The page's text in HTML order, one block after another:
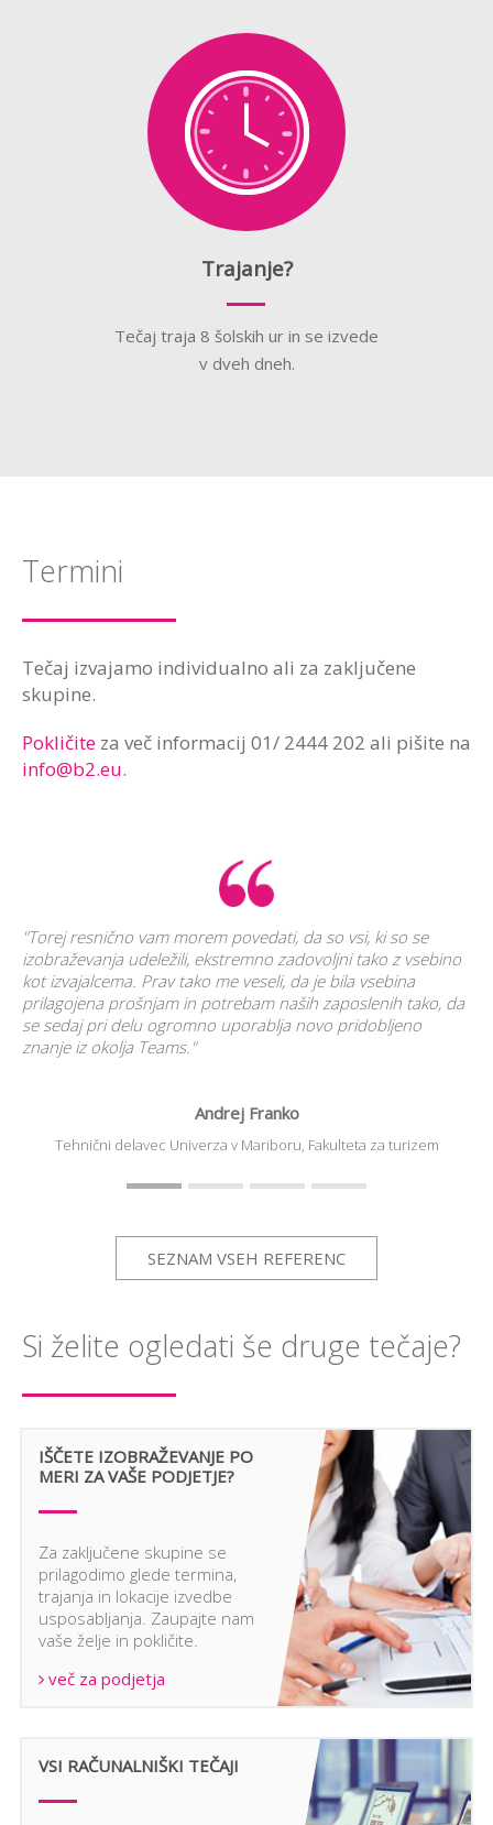
Trajanje?
Tečaj traja 8 šolskih ur in se izvede
v dveh dneh.
Termini
Tečaj izvajamo individualno ali za zaključene
skupine.
Pokličite za več informacij 01/ 2444 202 ali pišite na
info@b2.eu.
"Torej resnično vam morem povedati, da so vsi, ki so se
izobraževanja udeležili, ekstremno zadovoljni tako z vsebino
kot izvajalcema. Prav tako me veseli, da je bila vsebina
prilagojena prošnjam in potrebam naših zaposlenih tako, da
se sedaj pri delu ogromno uporablja novo pridobljeno
znanje iz okolja Teams."
Andrej Franko
Tehnični delavec Univerza v Mariboru, Fakulteta za turizem
SEZNAM VSEH REFERENC
Si želite ogledati še druge tečaje?
IŠČETE IZOBRAŽEVANJE PO
MERI ZA VAŠE PODJETJE?
Za zaključene skupine se
prilagodimo glede termina,
trajanja in lokacije izvedbe
usposabljanja. Zaupajte nam
vaše želje in pokličite.
več za podjetja
VSI RAČUNALNIŠKI TEČAJI